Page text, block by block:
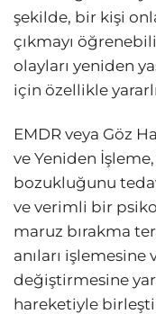
şekilde, bir kişi
çıkmayı
olayları yeniden
için özellikle
EMDR veya Göz
ve Yeniden
bozukluğunu
ve verimli bir
maruz bırakma
anıları
değiştirmesine
hareketiyle